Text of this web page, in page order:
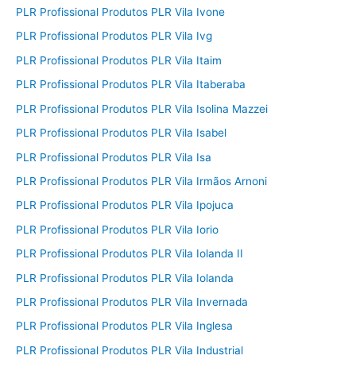
PLR Profissional Produtos PLR Vila Ivone
PLR Profissional Produtos PLR Vila Ivg
PLR Profissional Produtos PLR Vila Itaim
PLR Profissional Produtos PLR Vila Itaberaba
PLR Profissional Produtos PLR Vila Isolina Mazzei
PLR Profissional Produtos PLR Vila Isabel
PLR Profissional Produtos PLR Vila Isa
PLR Profissional Produtos PLR Vila Irmãos Arnoni
PLR Profissional Produtos PLR Vila Ipojuca
PLR Profissional Produtos PLR Vila Iorio
PLR Profissional Produtos PLR Vila Iolanda II
PLR Profissional Produtos PLR Vila Iolanda
PLR Profissional Produtos PLR Vila Invernada
PLR Profissional Produtos PLR Vila Inglesa
PLR Profissional Produtos PLR Vila Industrial